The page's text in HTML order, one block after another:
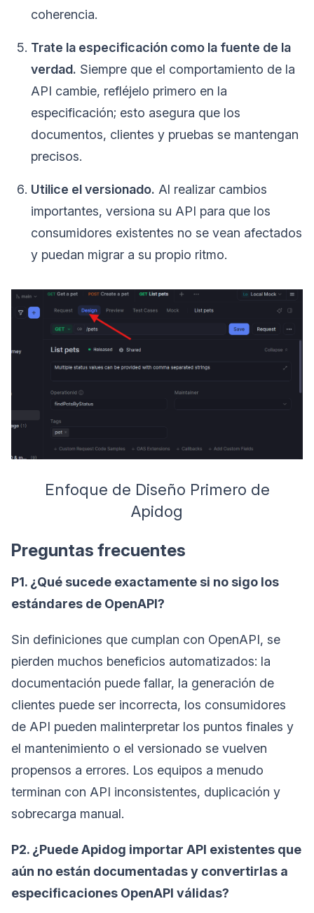
coherencia.
Trate la especificación como la fuente de la
verdad. Siempre que el comportamiento de la
API cambie, refléjelo primero en la
especificación; esto asegura que los
documentos, clientes y pruebas se mantengan
precisos.
Utilice el versionado. Al realizar cambios
importantes, versiona su API para que los
consumidores existentes no se vean afectados
y puedan migrar a su propio ritmo.
Enfoque de Diseño Primero de
Apidog
Preguntas frecuentes
P1. ¿Qué sucede exactamente si no sigo los
estándares de OpenAPI?
Sin definiciones que cumplan con OpenAPI, se
pierden muchos beneficios automatizados: la
documentación puede fallar, la generación de
clientes puede ser incorrecta, los consumidores
de API pueden malinterpretar los puntos finales y
el mantenimiento o el versionado se vuelven
propensos a errores. Los equipos a menudo
terminan con API inconsistentes, duplicación y
sobrecarga manual.
P2. ¿Puede Apidog importar API existentes que
aún no están documentadas y convertirlas a
especificaciones OpenAPI válidas?